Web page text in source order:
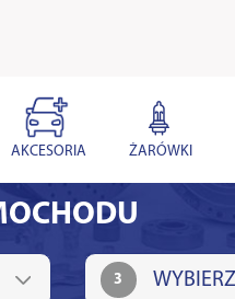
AKCESORIA ŻARÓWKI
3